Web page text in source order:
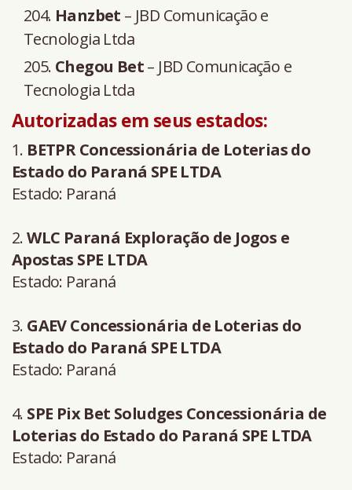
Hanzbet – JBD Comunicação e
Tecnologia Ltda
Chegou Bet– JBD Comunicação e
Tecnologia Ltda
Autorizadas em seus estados:
1. BETPR Concessionária de Loterias do
Estado do Paraná SPE LTDA
Estado: Paraná
2.WLC Paraná Exploração de Jogos e
Apostas SPE LTDA
Estado: Paraná
3. GAEV Concessionária de Loterias do
Estado do Paraná SPE LTDA
Estado: Paraná
4. SPE Pix Bet Soludges Concessionária de
Loterias do Estado do Paraná SPE LTDA
Estado: Paraná